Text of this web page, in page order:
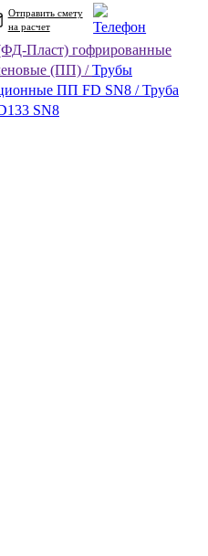
Отправить смету
на расчет
Пласт) гофрированные
(ПП) /Трубы
ПП FD SN8 /Труба
SN8